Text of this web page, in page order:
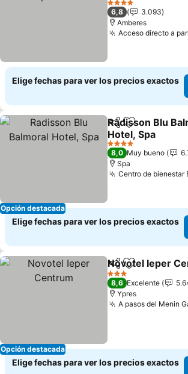
4 Estrellas
6,8
3.093
Amberes
Acceso directo a
Elige fechas para ver los precios exactos
Opción destacada
CompartirAgregar a
Radisson Blu
Hotel, Spa
4 Estrellas
8,0 Muy bueno
Spa
Centro de bienestar
Elige fechas para ver los precios exactos
Opción destacada
CompartirAgregar a
Novotel Ieper
3 Estrellas
8,6 Excelente
Ypres
A pasos del Menin
Elige fechas para ver los precios exactos